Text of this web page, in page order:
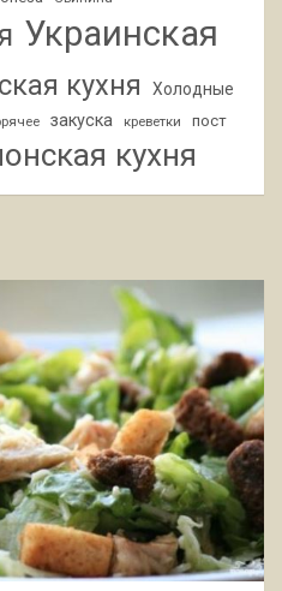
Украинская
кухня
Холодные
закуска креветки пост
кухня